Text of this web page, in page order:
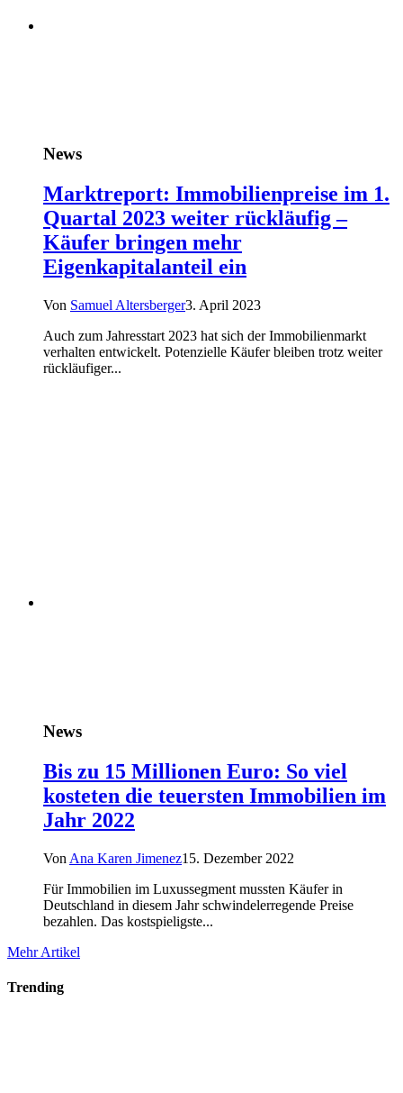
News
Marktreport: Immobilienpreise im 1.
Quartal 2023 weiter rückläufig –
Käufer bringen mehr
Eigenkapitalanteil ein
Von Samuel Altersberger3. April 2023
Auch zum Jahresstart 2023 hat sich der Immobilienmarkt
verhalten entwickelt. Potenzielle Käufer bleiben trotz weiter
rückläufiger...
News
Bis zu 15 Millionen Euro: So viel
kosteten die teuersten Immobilien im
Jahr 2022
Von Ana Karen Jimenez15. Dezember 2022
Für Immobilien im Luxussegment mussten Käufer in
Deutschland in diesem Jahr schwindelerregende Preise
bezahlen. Das kostspieligste...
Mehr Artikel
Trending